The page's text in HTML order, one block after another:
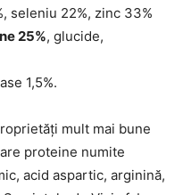
seleniu 22%, zinc 33%
25%, glucide,
1,5%.
mult mai bune
proteine numite
acid aspartic, arginină,